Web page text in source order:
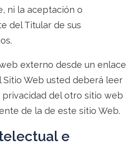
ni la aceptación o
del Titular de sus
externo desde un enlace
Web usted deberá leer
del otro sitio web
de la de este sitio Web.
e